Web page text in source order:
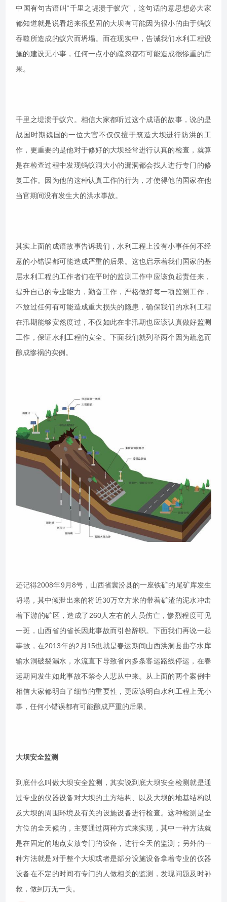
中国有句古语叫“千里之堤溃于蚁穴”，这句话的意思想必大家
都知道就是说看起来很坚固的大坝有可能因为很小的由于蚂蚁
吞噬所造成的蚁穴而坍塌。而在现实中，告诫我们水利工程设
施的建设无小事，任何一点小的疏忽都有可能造成很惨重的后
果。
千里之堤溃于蚁穴。相信大家都听过这个成语的故事，说的是
战国时期魏国的一位大官不仅仅擅于筑造大坝进行防洪的工
作，更重要的是他对于修好的大坝经常进行认真的检查，就算
是在检查过程中发现蚂蚁洞大小的漏洞都会找人进行专门的修
复工作。因为他的这种认真工作的行为，才使得他的国家在他
当官期间没有发生大的洪水事故。
其实上面的成语故事告诉我们，水利工程上没有小事任何不经
意的小错误都可能造成严重的后果。这也启示着我们国家的基
层水利工程的工作者们在平时的监测工作中应该负起责任来，
提升自己的专业能力，勤奋工作，严格做好每一项监测工作，
不放过任何有可能造成重大损失的隐患，确保我们的水利工程
在汛期能够安然度过，不仅如此在非汛期也应该认真做好监测
工作，保证水利工程的安全。下面我们就列举两个因为疏忽而
酿成惨祸的实例。
还记得2008年9月8号，山西省襄汾县的一座铁矿的尾矿库发生
坍塌，其中倾泄出来的将近30万立方米的带着矿渣的泥水冲击
着下游的矿区，造成了260人左右的人员伤亡，惨烈程度可见
一斑，山西省的省长因此事故而引咎辞职。下面我们再说一起
事故，在2013年的2月15也就是春运期间山西洪洞县曲亭水库
输水洞破裂漏水，水流直下导致省内多条客运路线停运，在春
运期间发生如此事故不禁令人悲从中来。从上面的两个案例中
相信大家都明白了细节的重要性，更应该明白水利工程上无小
事，任何小错误都有可能酿成严重的后果。
大坝安全监测
到底什么叫做大坝安全监测，其实说到底大坝安全检测就是通
过专业的仪器设备对大坝的土方结构、以及大坝的地基结构以
及大坝的周围环境及有关的设施设备进行检查。这种检测是全
方位的全天候的，主要通过两种方式来实现，其中一种方法就
是在固定的地点安放专门的设备，进行全天的监测；另外的一
种方法就是对于整个大坝或者是部分设施设备拿着专业的仪器
设备在不定的时间有专门的人做相关的监测，发现问题及时补
救，做到万无一失。